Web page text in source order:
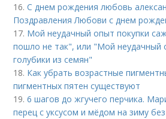
16.С днем рождения любовь
Поздравления Любови с днем
17. Мой неудачный опыт покупки
пошло не так", или "Мой неудачный
голубики из семян"
18. Как убрать возрастные
пигментных пятен существуют
19.6 шагов до жгучего перчика.
перец с уксусом и мёдом на зиму